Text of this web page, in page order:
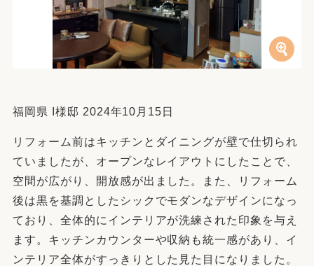
福岡県 I様邸 2024年10月15日
リフォーム前はキッチンとダイニングが壁で仕切られ
ていましたが、オープンなレイアウトにしたことで、
空間が広がり、開放感が出ました。また、リフォーム
後は黒を基調としたシックでモダンなデザインになっ
ており、全体的にインテリアが洗練された印象を与え
ます。キッチンカウンターや収納も統一感があり、イ
ンテリア全体がすっきりとした見た目になりました。